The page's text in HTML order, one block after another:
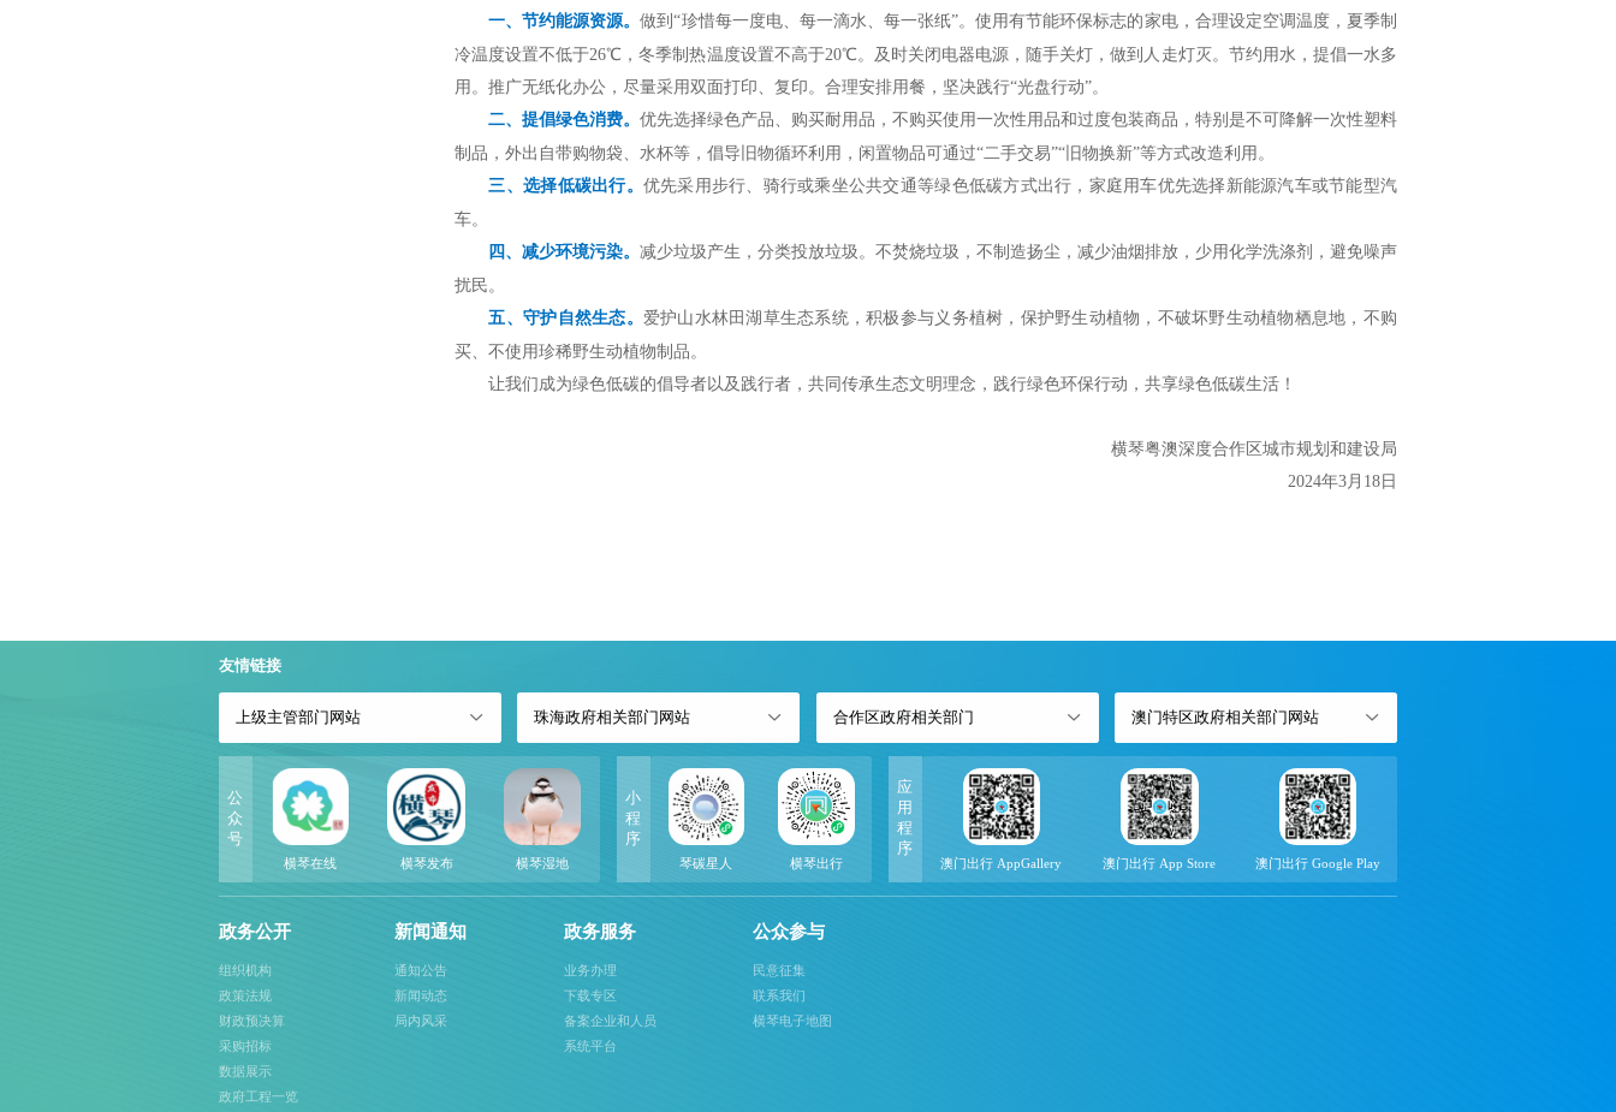
一、节约能源资源。做到“珍惜每一度电、每一滴水、每一张纸”。使用有节能环保标志的家电，合理设定空调温度，夏季制
冷温度设置不低于26℃，冬季制热温度设置不高于20℃。及时关闭电器电源，随手关灯，做到人走灯灭。节约用水，提倡一水多
用。推广无纸化办公，尽量采用双面打印、复印。合理安排用餐，坚决践行“光盘行动”。
二、提倡绿色消费。 优先选择绿色产品、购买耐用品，不购买使用一次性用品和过度包装商品，特别是不可降解一次性塑料
制品，外出自带购物袋、水杯等，倡导旧物循环利用，闲置物品可通过“二手交易”“旧物换新”等方式改造利用。
三、选择低碳出行。 优先采用步行、骑行或乘坐公共交通等绿色低碳方式出行，家庭用车优先选择新能源汽车或节能型汽
车。
四、减少环境污染。 减少垃圾产生，分类投放垃圾。不焚烧垃圾，不制造扬尘，减少油烟排放，少用化学洗涤剂，避免噪声
扰民。
五、守护自然生态。 爱护山水林田湖草生态系统，积极参与义务植树，保护野生动植物，不破坏野生动植物栖息地，不购
买、不使用珍稀野生动植物制品。
让我们成为绿色低碳的倡导者以及践行者，共同传承生态文明理念，践行绿色环保行动，共享绿色低碳生活！
横琴粤澳深度合作区城市规划和建设局
2024年3月18日
友情链接
上级主管部门网站 珠海政府相关部门网站 合作区政府相关部门 澳门特区政府相关部门网站
公
众
号
横琴在线 横琴发布 横琴湿地
小
程
序
琴碳星人 横琴出行
应
用
程
序
澳门出行 AppGallery 澳门出行 App Store 澳门出行 Google Play
政务公开
组织机构
政策法规
财政预决算
采购招标
数据展示
政府工程一览
新闻通知
通知公告
新闻动态
局内风采
政务服务
业务办理
下载专区
备案企业和人员
系统平台
公众参与
民意征集
联系我们
横琴电子地图